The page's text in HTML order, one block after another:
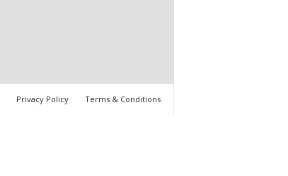
Privacy Policy Terms & Conditions